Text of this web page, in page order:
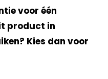
voor één
product in
Kies dan voor